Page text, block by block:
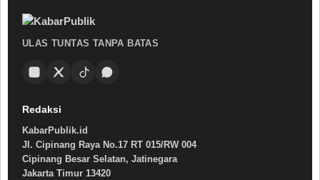
ULAS TUNTAS TANPA BATAS
Redaksi
KabarPublik.id
Jl. Cipinang Raya No.17 RT 015/RW 004
Cipinang Besar Selatan, Jatinegara
Jakarta Timur 13420